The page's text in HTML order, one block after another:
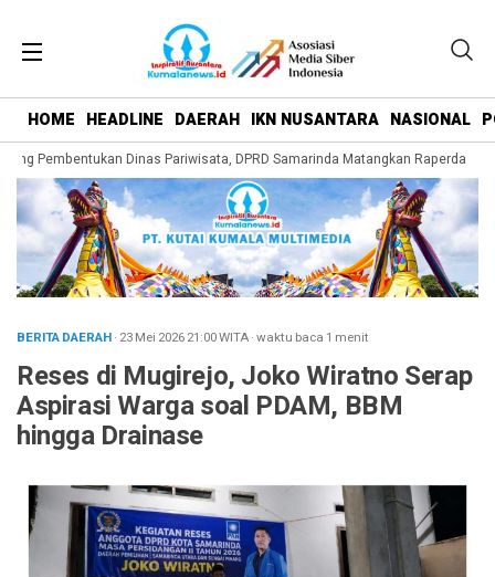
HOME HEADLINE DAERAH IKN NUSANTARA NASIONAL
Pembentukan Dinas Pariwisata, DPRD Samarinda Matangkan Raperda
BERITA DAERAH· 23 Mei 202621:00WITA·waktu baca 1 menit
Reses di Mugirejo, Joko Wiratno Serap
Aspirasi Warga soal PDAM, BBM
hingga Drainase